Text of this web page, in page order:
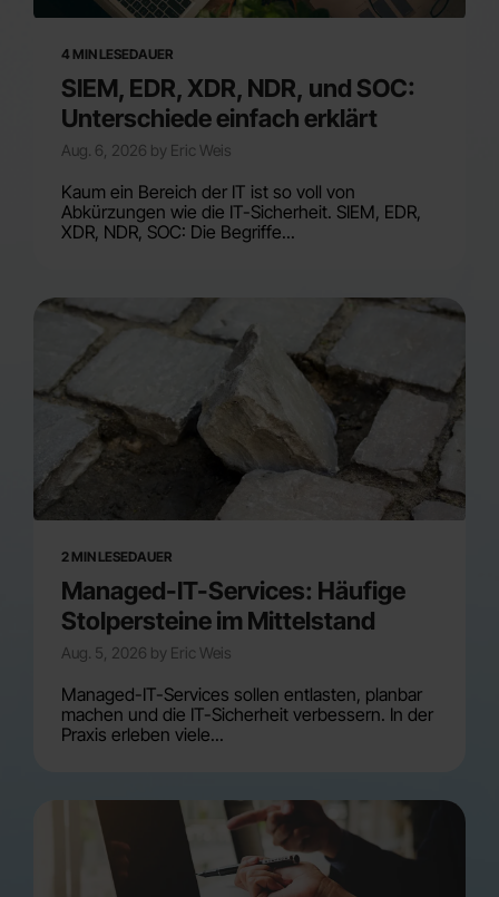
4 MIN LESEDAUER
SIEM, EDR, XDR, NDR, und SOC:
Unterschiede einfach erklärt
Aug. 6, 2026 by Eric Weis
Kaum ein Bereich der IT ist so voll von
Abkürzungen wie die IT-Sicherheit. SIEM, EDR,
XDR, NDR, SOC: Die Begriffe...
2 MIN LESEDAUER
Managed-IT-Services: Häufige
Stolpersteine im Mittelstand
Aug. 5, 2026 by Eric Weis
Managed-IT-Services sollen entlasten, planbar
machen und die IT-Sicherheit verbessern. In der
Praxis erleben viele...